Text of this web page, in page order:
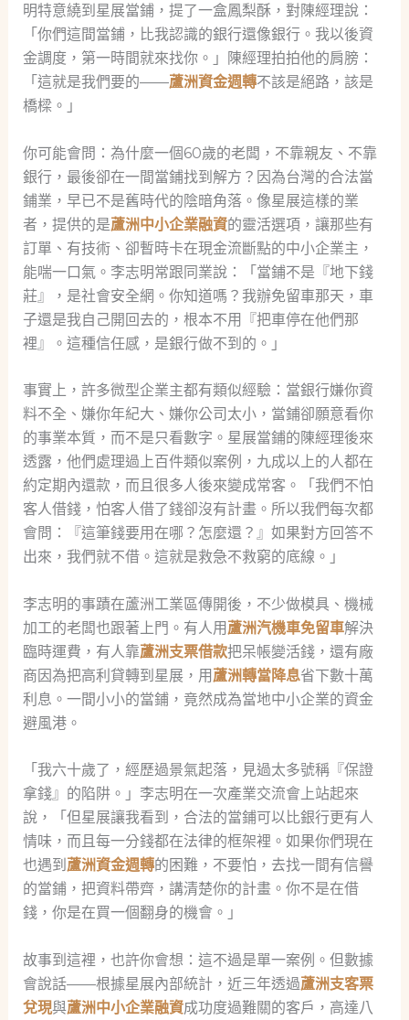
明特意繞到星展當鋪，提了一盒鳳梨酥，對陳經理說：
「你們這間當鋪，比我認識的銀行還像銀行。我以後資
金調度，第一時間就來找你。」陳經理拍拍他的肩膀：
「這就是我們要的——蘆洲資金週轉不該是絕路，該是
橋樑。」
你可能會問：為什麼一個60歲的老闆，不靠親友、不靠
銀行，最後卻在一間當鋪找到解方？因為台灣的合法當
鋪業，早已不是舊時代的陰暗角落。像星展這樣的業
者，提供的是蘆洲中小企業融資的靈活選項，讓那些有
訂單、有技術、卻暫時卡在現金流斷點的中小企業主，
能喘一口氣。李志明常跟同業說：「當鋪不是『地下錢
莊』，是社會安全網。你知道嗎？我辦免留車那天，車
子還是我自己開回去的，根本不用『把車停在他們那
裡』。這種信任感，是銀行做不到的。」
事實上，許多微型企業主都有類似經驗：當銀行嫌你資
料不全、嫌你年紀大、嫌你公司太小，當鋪卻願意看你
的事業本質，而不是只看數字。星展當鋪的陳經理後來
透露，他們處理過上百件類似案例，九成以上的人都在
約定期內還款，而且很多人後來變成常客。「我們不怕
客人借錢，怕客人借了錢卻沒有計畫。所以我們每次都
會問：『這筆錢要用在哪？怎麼還？』如果對方回答不
出來，我們就不借。這就是救急不救窮的底線。」
李志明的事蹟在蘆洲工業區傳開後，不少做模具、機械
加工的老闆也跟著上門。有人用 蘆洲汽機車免留車解決
臨時運費，有人靠蘆洲支票借款把呆帳變活錢，還有廠
商因為把高利貸轉到星展，用 蘆洲轉當降息省下數十萬
利息。一間小小的當鋪，竟然成為當地中小企業的資金
避風港。
「我六十歲了，經歷過景氣起落，見過太多號稱『保證
拿錢』的陷阱。」李志明在一次產業交流會上站起來
說，「但星展讓我看到，合法的當鋪可以比銀行更有人
情味，而且每一分錢都在法律的框架裡。如果你們現在
也遇到 蘆洲資金週轉的困難，不要怕，去找一間有信譽
的當鋪，把資料帶齊，講清楚你的計畫。你不是在借
錢，你是在買一個翻身的機會。」
故事到這裡，也許你會想：這不過是單一案例。但數據
會說話——根據星展內部統計，近三年透過蘆洲支客票
兌現與蘆洲中小企業融資成功度過難關的客戶，高達八